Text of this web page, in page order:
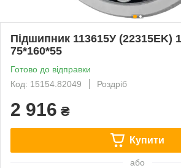
Підшипник 113615У (22315EK)
75*160*55
Готово до відправки
Код: 15154.82049
Роздріб
2 916 ₴
Купити
або